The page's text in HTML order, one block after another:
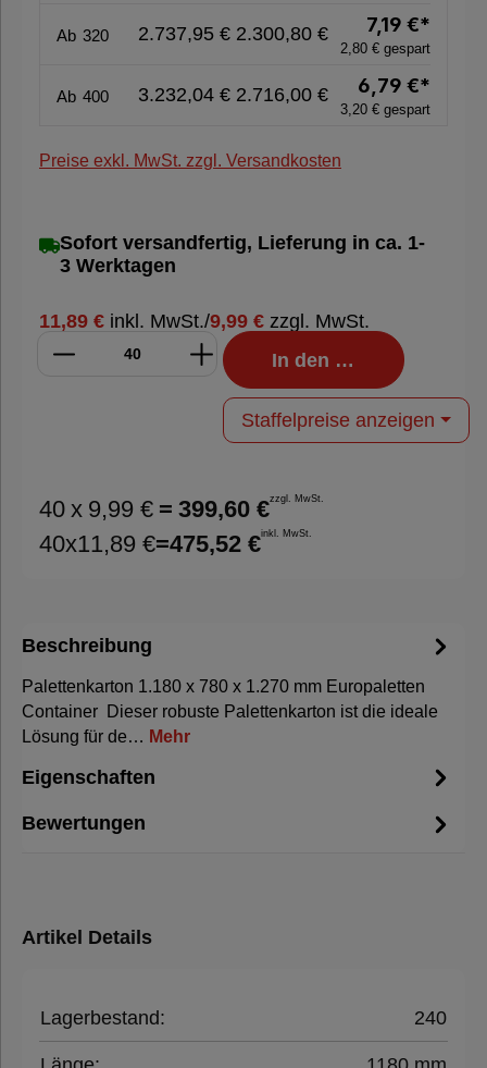
Ab 320 2.737,95 € 2.300,80 € 7,19 €*
2,80 € gespart
Ab 400 3.232,04 € 2.716,00 € 6,79 €*
3,20 € gespart
Preise exkl. MwSt. zzgl. Versandkosten
Sofort versandfertig, Lieferung in ca. 1-
3 Werktagen
11,89 € inkl. MwSt./9,99 € zzgl. MwSt.
In den Warenkorb
Staffelpreise anzeigen
40 x 9,99 € = 399,60 €zzgl. MwSt.
40x11,89 €=475,52 €inkl. MwSt.
Beschreibung
Palettenkarton 1.180 x 780 x 1.270 mm Europaletten
Container Dieser robuste Palettenkarton ist die ideale
Lösung für de… Mehr
Eigenschaften
Bewertungen
Artikel Details
Lagerbestand: 240